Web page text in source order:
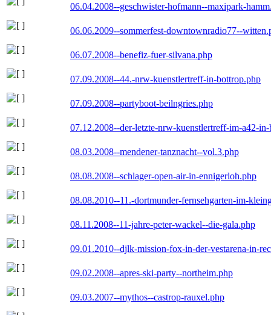
06.04.2008--geschwister-hofmann--maxipark-
06.06.2009--sommerfest-downtownradio77--
06.07.2008--benefiz-fuer-silvana.php
07.09.2008--44.-nrw-kuenstlertreff-in-bottrop.php
07.09.2008--partyboot-beilngries.php
07.12.2008--der-letzte-nrw-kuenstlertreff-im-a42-
08.03.2008--mendener-tanznacht--vol.3.php
08.08.2008--schlager-open-air-in-ennigerloh.php
08.08.2010--11.-dortmunder-fernsehgarten-im-
08.11.2008--11-jahre-peter-wackel--die-gala.php
09.01.2010--djlk-mission-fox-in-der-vestarena-in-
09.02.2008--apres-ski-party--northeim.php
09.03.2007--mythos--castrop-rauxel.php